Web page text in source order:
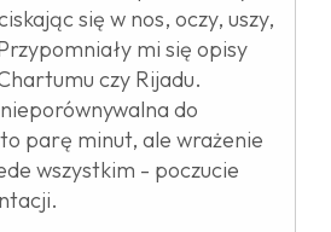
się w nos, oczy, uszy,
mi się opisy
czy Rijadu.
do
parę minut, ale wrażenie
wszystkim - poczucie